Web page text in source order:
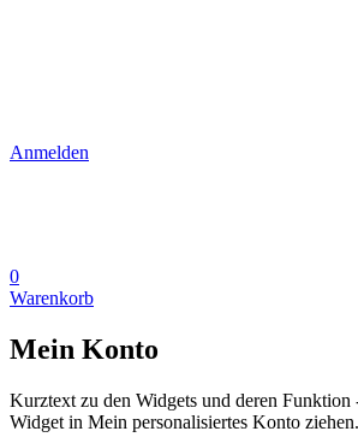
Anmelden
0
Warenkorb
Mein Konto
Kurztext zu den Widgets und deren Funktion
Widget in Mein personalisiertes Konto ziehen.